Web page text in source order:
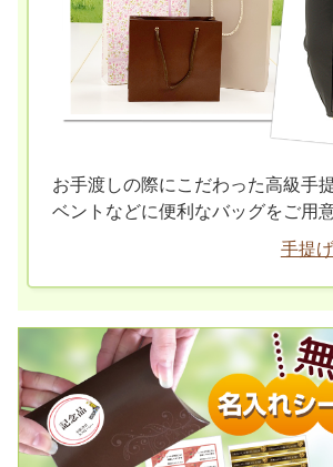
お手渡しの際にこだわった高級手
ベントなどに便利なバッグをご用
手提